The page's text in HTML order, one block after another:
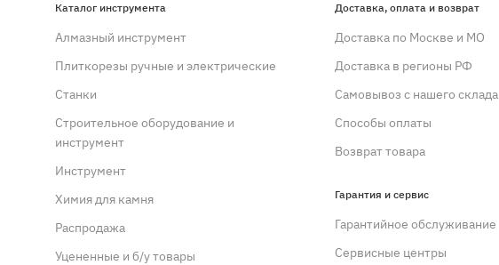
Каталог инструмента
Алмазный инструмент
Плиткорезы ручные и электрические
Станки
Строительное оборудование и
инструмент
Инструмент
Химия для камня
Распродажа
Уцененные и б/у товары
Доставка, оплата и возврат
Доставка по Москве и МО
Доставка в регионы РФ
Самовывоз с нашего склада
Способы оплаты
Возврат товара
Гарантия и сервис
Гарантийное обслуживание
Сервисные центры